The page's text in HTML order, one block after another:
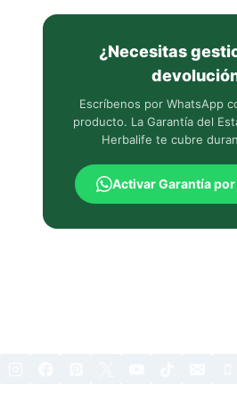
¿Necesitas
Escríbenos por WhatsApp
producto. La Garantía del
Herbalife te cubre
Activar Garantía